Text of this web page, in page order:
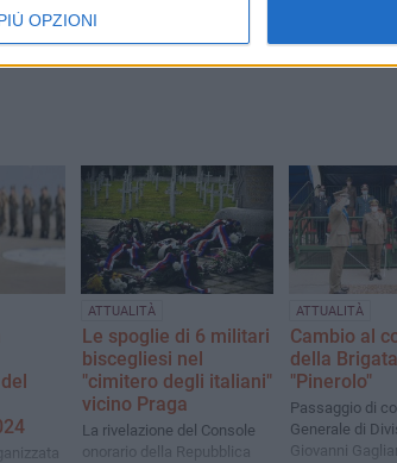
OPZIONI
ATTUALITÀ
Le spoglie di 6 militari
biscegliesi nel
"cimitero degli italiani"
vicino Praga
La rivelazione del Console
onorario della Repubblica
ATTUALITÀ
Cambio al
della Brigata
"Pinerolo"
Passaggio di
Generale di
Giovanni